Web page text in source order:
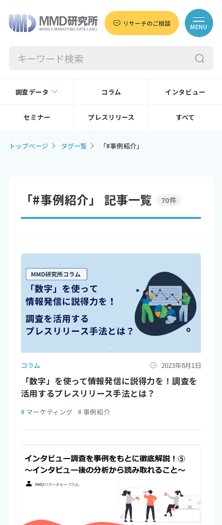
リサーチのご相談 MENU
調査データ コラム インタビュー
セミナー プレスリリース すべて
トップページ タグ一覧 「#事例紹介」
「#事例紹介」 記事一覧 70件
コラム 2023年6月1日
「数字」を使って情報発信に説得力を！調査を
活用するプレスリリース手法とは？
# マーケティング # 事例紹介